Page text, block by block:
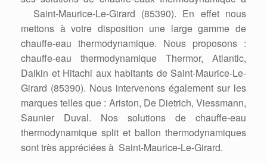
Saint-Maurice-Le-Girard (85390). En effet nous
mettons à votre disposition une large gamme de
chauffe-eau thermodynamique. Nous proposons :
chauffe-eau thermodynamique Thermor, Atlantic,
Daikin et Hitachi aux habitants de Saint-Maurice-Le-
Girard (85390). Nous intervenons également sur les
marques telles que : Ariston, De Dietrich, Viessmann,
Saunier Duval. Nos solutions de chauffe-eau
thermodynamique split et ballon thermodynamiques
sont très appréciées à Saint-Maurice-Le-Girard.